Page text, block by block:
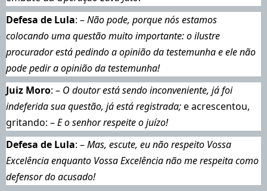
Defesa de Lula: –Não pode, porque nós estamos
colocando uma questão muito importante: o ilustre
procurador está pedindo a opinião da testemunha e ele não
pode pedir a opinião da testemunha!
Juiz Moro: – O doutor está sendo inconveniente, já foi
indeferida sua questão, já está registrada;e acrescentou,
gritando: –E o senhor respeite o juízo!
Defesa de Lula: –Mas, escute, eu não respeito Vossa
Excelência enquanto Vossa Excelência não me respeita como
defensor do acusado!